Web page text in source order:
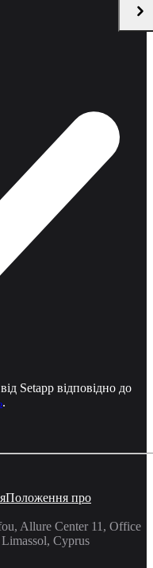
Setapp відповідно до
.
Положення про
Allure Center 11, Office
Cyprus